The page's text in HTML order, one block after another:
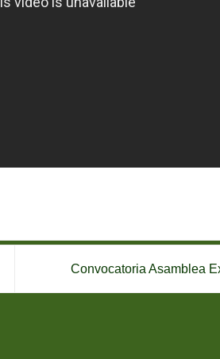
Convocatoria Asamblea